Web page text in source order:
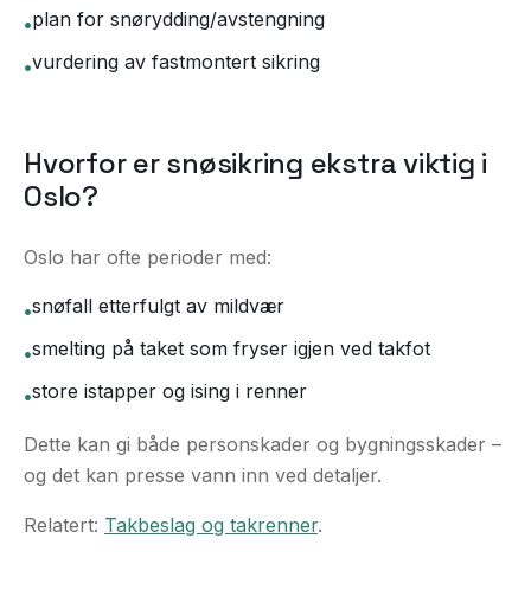
•plan for snørydding/avstengning
•vurdering av fastmontert sikring
Hvorfor er snøsikring ekstra viktig i
Oslo?
Oslo har ofte perioder med:
•snøfall etterfulgt av mildvær
•smelting på taket som fryser igjen ved takfot
•store istapper og ising i renner
Dette kan gi både personskader og bygningsskader –
og det kan presse vann inn ved detaljer.
Relatert: Takbeslag og takrenner.